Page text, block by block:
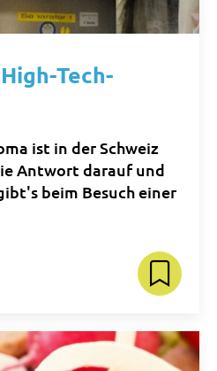
Tech-
ist in der Schweiz
Antwort darauf und
beim Besuch einer